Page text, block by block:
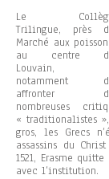
Le
Trilingue, près
Marché aux
au centre
Louvain,
notamment
affronter
nombreuses
« traditionalistes
gros, les Grecs
assassins du
1521, Erasme
avec l’institution.